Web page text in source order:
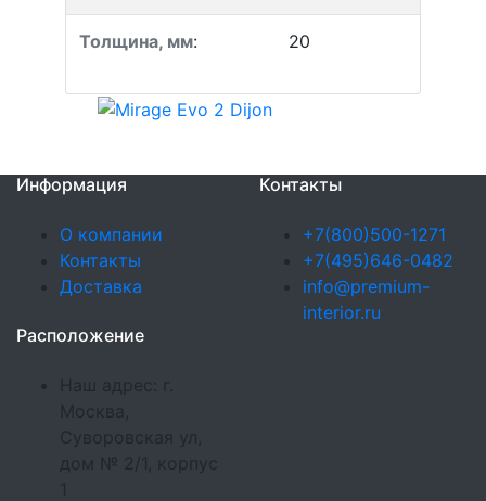
Толщина, мм: 20
Информация
О компании
Контакты
Доставка
Контакты
+7(800)500-1271
+7(495)646-0482
info@premium-
interior.ru
Расположение
Наш адрес: г.
Москва,
Суворовская ул,
дом № 2/1, корпус